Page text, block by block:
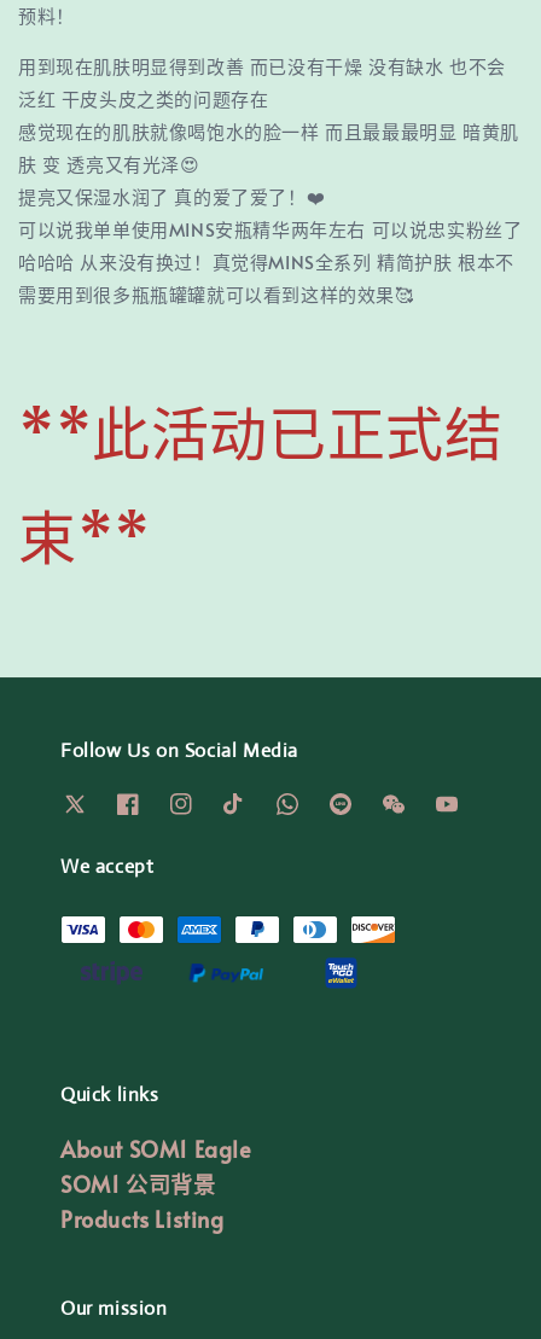
预料！
用到现在肌肤明显得到改善 而已没有干燥 没有缺水 也不会
泛红 干皮头皮之类的问题存在
感觉现在的肌肤就像喝饱水的脸一样 而且最最最明显 暗黄肌
肤 变 透亮又有光泽😍
提亮又保湿水润了 真的爱了爱了！❤️
可以说我单单使用MINS安瓶精华两年左右 可以说忠实粉丝了
哈哈哈 从来没有换过！真觉得MINS全系列 精简护肤 根本不
需要用到很多瓶瓶罐罐就可以看到这样的效果🥰
**此活动已正式结
束**
Follow Us on Social Media
We accept
Quick links
About SOM1 Eagle
SOM1 公司背景
Products Listing
Our mission